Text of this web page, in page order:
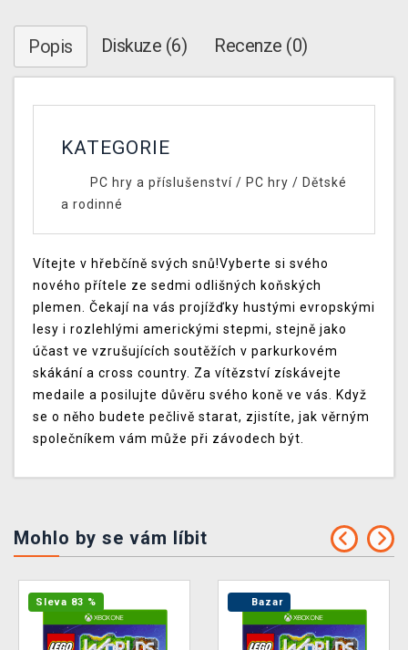
Popis Diskuze (6) Recenze (0)
KATEGORIE
PC hry a příslušenství/ PC hry / Dětské
a rodinné
Vítejte v hřebčíně svých snů!Vyberte si svého
nového přítele ze sedmi odlišných koňských
plemen. Čekají na vás projížďky hustými evropskými
lesy i rozlehlými americkými stepmi, stejně jako
účast ve vzrušujících soutěžích v parkurkovém
skákání a cross country. Za vítězství získávejte
medaile a posilujte důvěru svého koně ve vás. Když
se o něho budete pečlivě starat, zjistíte, jak věrným
společníkem vám může při závodech být.
Mohlo by se vám líbit
Sleva 83 % Bazar